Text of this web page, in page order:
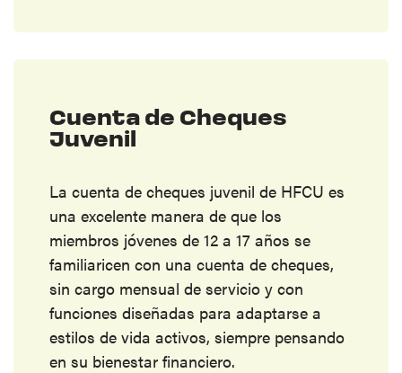
Cuenta de Cheques
Juvenil
La cuenta de cheques juvenil de HFCU es
una excelente manera de que los
miembros jóvenes de 12 a 17 años se
familiaricen con una cuenta de cheques,
sin cargo mensual de servicio y con
funciones diseñadas para adaptarse a
estilos de vida activos, siempre pensando
en su bienestar financiero.